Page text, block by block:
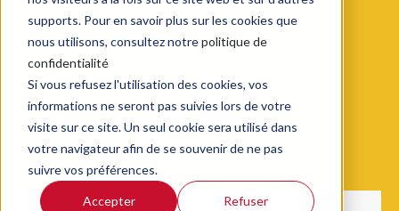
supports. Pour en savoir plus sur les cookies que
nous utilisons, consultez notrepolitique de
confidentialité
Si vous refusez l'utilisation des cookies, vos
informations ne seront pas suivies lors de votre
visite sur ce site. Un seul cookie sera utilisé dans
votre navigateur afin de se souvenir de ne pas
suivre vos préférences.
Accepter Refuser
Avec Bruno Lachnitt et Philippe Aurouze, aumôniers
nationaux des prisons catholique et protestant
Mardi 17 juin à 20h
Gratuit - Sur inscription